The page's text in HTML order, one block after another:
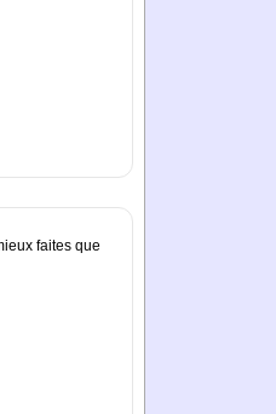
faites que